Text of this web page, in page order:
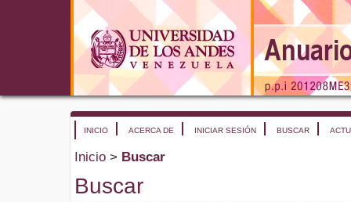
INICIO ACERCA DE INICIAR SESIÓN BUSCAR
Inicio > Buscar
Buscar